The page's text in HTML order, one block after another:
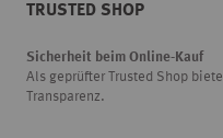
TRUSTED SHOP
Sicherheit beim Online-Kauf
Als geprüfter Trusted Shop
Transparenz.